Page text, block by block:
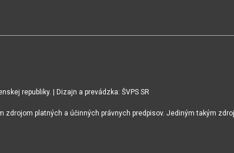
republiky. | Dizajn a prevádzka: ŠVPS SR
platných a účinných právnych predpisov. Jediným takým